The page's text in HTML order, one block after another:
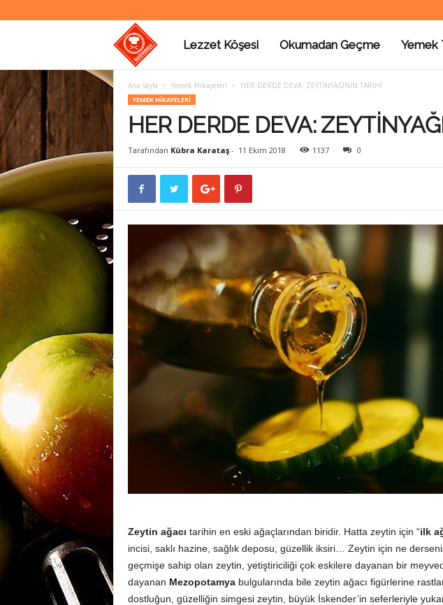
a
t
o
a
Lezzet Köşesi Okumadan Geçme Yemek
Ana sayfa Yemek Hikayeleri HER DERDE DEVA: ZEYTİNYAĞININ TARİHİ
YEMEK HIKAYELERI
HER DERDE DEVA:
Tarafından Kübra Karataş- 11 Ekim 2018 1137 0
Zeytin ağacı tarihin en eski ağaçlarından biridir. Hatta zeytin için “ilk
incisi, saklı hazine, sağlık deposu, güzellik iksiri… Zeytin için ne
geçmişe sahip olan zeytin, yetiştiriciliği çok eskilere dayanan bir
dayanan Mezopotamyabulgularında bile zeytin ağacı figürlerine
dostluğun, güzelliğin simgesi zeytin, büyük İskender’in seferleriyle